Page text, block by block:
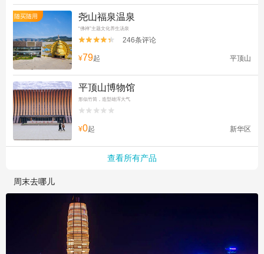
随买随用 尧山福泉温泉
“佛禅”主题文化养生汤泉

 246条评论
¥79起 平顶山
平顶山博物馆
形似竹简，造型雄浑大气


¥0起 新华区
查看所有产品
周末去哪儿